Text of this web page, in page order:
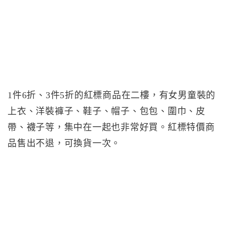
1件6折、3件5折的紅標商品在二樓，有女男童裝的
上衣、洋裝褲子、鞋子、帽子、包包、圍巾、皮
帶、襪子等，集中在一起也非常好買。紅標特價商
品售出不退，可換貨一次。